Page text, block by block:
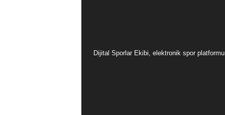
Dijital Sporlar Ekibi, elektronik spor